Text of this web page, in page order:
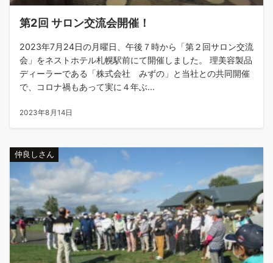
第2回 サロン交流会開催！
2023年7月24日の月曜日、午後７時から「第２回サロン交流
会」をネストホテル札幌駅前にて開催しました。 理美容製品
ディーラーである「株式会社 みずの」と当社との共同開催
で、コロナ禍もあって実に４年ぶ...
2023年8月14日
仲良しさん